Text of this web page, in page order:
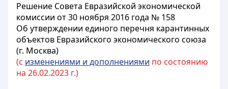
Решение Совета Евразийской экономической
комиссии от 30 ноября 2016 года № 158
Об утверждении единого перечня карантинных
объектов Евразийского экономического союза
(г. Москва)
(с изменениями и дополнениями по состоянию
на 26.02.2023 г.)